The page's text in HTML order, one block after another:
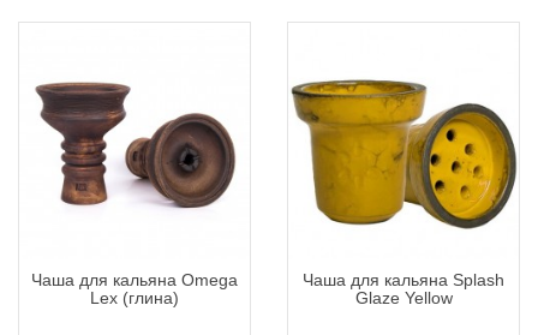
Чаша для кальяна Omega
Lex (глина)
Чаша для кальяна Splash
Glaze Yellow